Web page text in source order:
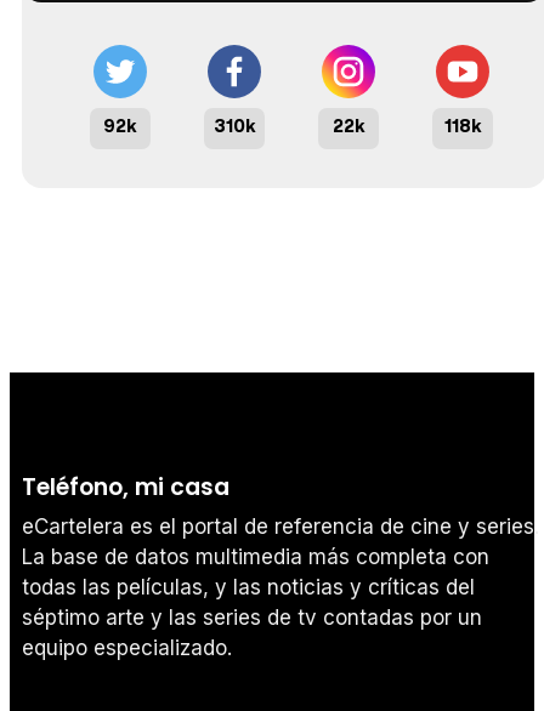
92k 310k 22k 118k
Teléfono, mi casa
eCartelera es el portal de referencia de cine y series.
La base de datos multimedia más completa con
todas las películas, y las noticias y críticas del
séptimo arte y las series de tv contadas por un
equipo especializado.